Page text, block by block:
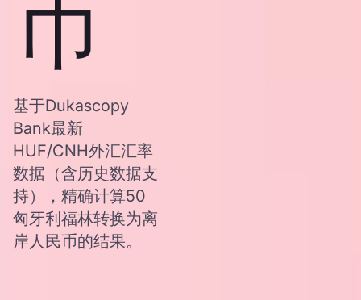
币
基于Dukascopy
Bank最新
HUF/CNH外汇汇率
数据（含历史数据支
持），精确计算50
匈牙利福林转换为离
岸人民币的结果。